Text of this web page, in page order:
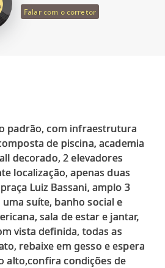
Falar com o corretor
padrão, com infraestrutura
de piscina, academia
decorado, 2 elevadores
localização, apenas duas
Luiz Bassani, amplo 3
suíte, banho social e
sala de estar e jantar,
vista definida, todas as
rebaixe em gesso e espera
alto,confira condições de